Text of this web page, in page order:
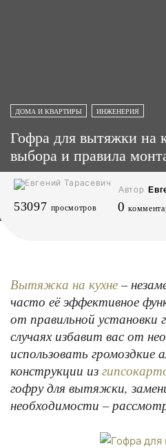
ДОМА И КВАРТИРЫ ИНЖЕНЕРИЯ
Гофра для вытяжки на
выбора и правила
Автор
53097 просмотров 0
Вытяжка на кухне –
часто её эффективное
от правильной
случаях избавит вас от
использовать
конструкции из
гофру для вытяжки,
необходимости –